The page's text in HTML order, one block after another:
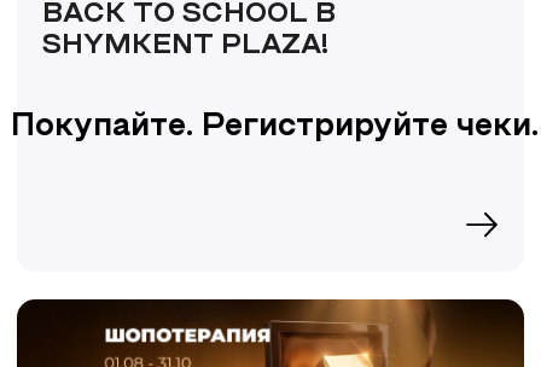
BACK TO SCHOOL В
SHYMKENT PLAZA!
Покупайте. Регистрируйте